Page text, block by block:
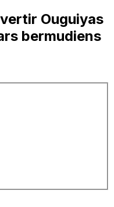
Ouguiyas
bermudiens